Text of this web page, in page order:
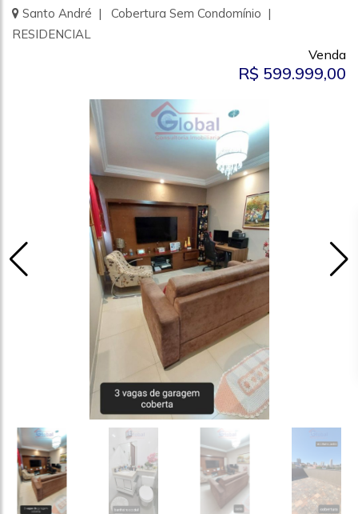
Santo André | Cobertura Sem Condomínio |
RESIDENCIAL
Venda
R$ 599.999,00